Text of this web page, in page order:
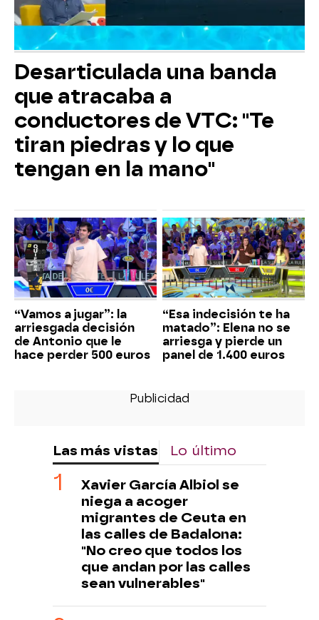
Desarticulada una banda
que atracaba a
conductores de VTC: "Te
tiran piedras y lo que
tengan en la mano"
“Vamos a jugar”: la
arriesgada decisión
de Antonio que le
hace perder 500 euros
“Esa indecisión te ha
matado”: Elena no se
arriesga y pierde un
panel de 1.400 euros
Las más vistas Lo último
Xavier García Albiol se
niega a acoger
migrantes de Ceuta en
las calles de Badalona:
"No creo que todos los
que andan por las calles
sean vulnerables"